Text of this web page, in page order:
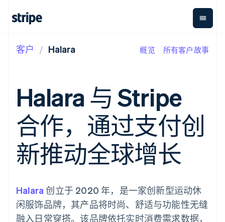
支付
在线支付
Payment links
无代码支付
Checkout
预构建支付界
面
Elements
灵活的 UI 组件
上
Authorization
Boost
支付成功率优
经常性收入
Metronome
按用量计费
Subscriptions
订阅管理
Invoicing
一次性或定期
账单
税自动化
Revenue
Recognition
会计自动化
资金管
Payouts
向第三
方打款
平台
按企业阶段
按应用场景
智能体商务
加密货币
电子商务
全球化企业
应用内支付
交易市场
资金管理
文档
库与 SDK
Stripe Apps
接受线上付款
管理订阅
提供按用量计费
发行稳定币支持的支付卡
通过智能体配置和管理服
指南
支持
获取支持
托管支持方案
公司
客户 Halara 概览 所有客户故事
Halara 与 Stripe
合作，通过支付创
新推动全球增长
Halara 创立于 2020 年，是一家创新型运动休
闲服饰品牌，其产品将时尚、舒适与功能性无缝
融入日常穿搭。该品牌依托实时消费需求数据，